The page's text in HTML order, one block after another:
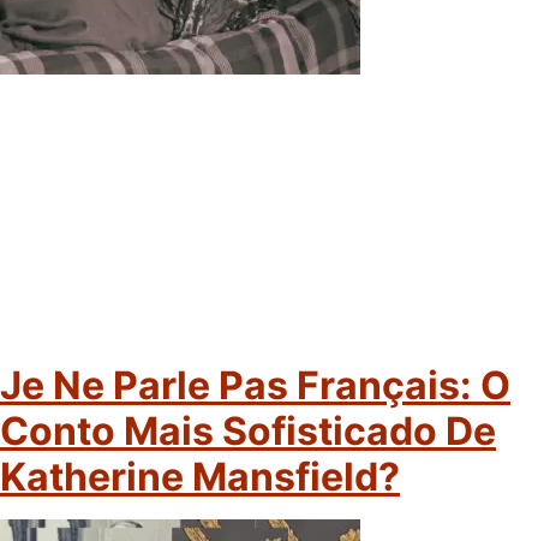
Je Ne Parle Pas Français: O
Conto Mais Sofisticado De
Katherine Mansfield?